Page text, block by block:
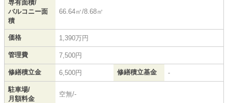
専有面積/
バルコニー面
積
66.64㎡/8.68㎡
価格 1,390万円
管理費 7,500円
修繕積立金 6,500円 修繕積立基金 -
駐車場/
月額料金
空無/-